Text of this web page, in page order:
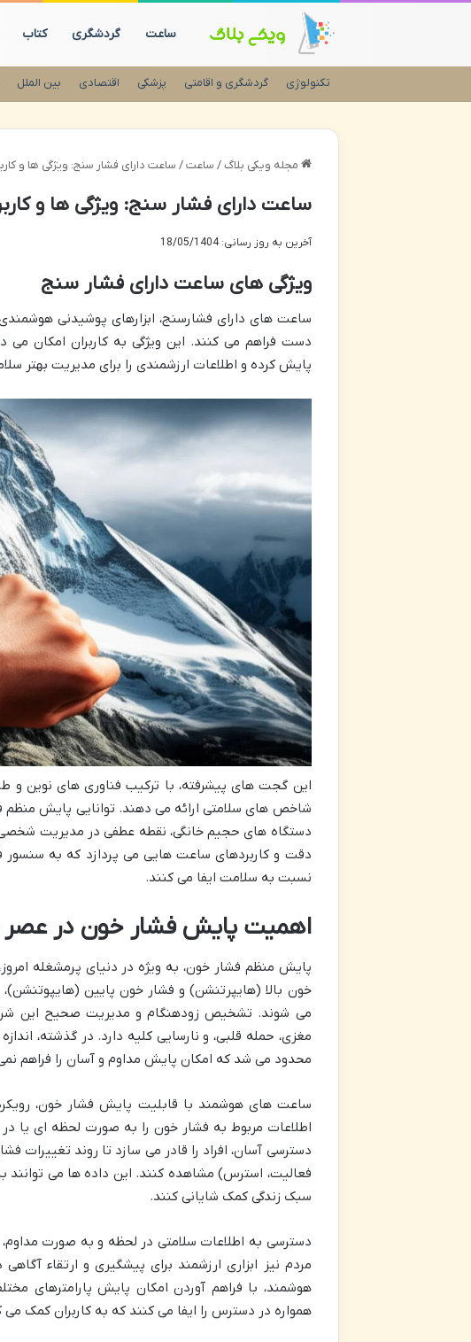
ساعت گردشگری کتاب
تکنولوژی گردشگری و اقامتی پزشکی اقتصادی بین الملل
مجله ویکی بلاگ / ساعت / ساعت دارای فشار سنج: ویژگی ها و
ساعت دارای فشار سنج: ویژگی ها و
آخرین به روز رسانی: 18/05/1404
ویژگی های ساعت دارای فشار سنج
ساعت های دارای فشارسنج، ابزارهای پوشیدنی
دست فراهم می کنند. این ویژگی به کاربران امکان
پایش کرده و اطلاعات ارزشمندی را برای مدیریت بهتر
این گجت های پیشرفته، با ترکیب فناوری های نوین و
شاخص های سلامتی ارائه می دهند. توانایی پایش منظم
دستگاه های حجیم خانگی، نقطه عطفی در مدیریت شخصی
دقت و کاربردهای ساعت هایی می پردازد که به
نسبت به سلامت ایفا می کنند.
اهمیت پایش فشار خون در عصر
پایش منظم فشار خون، به ویژه در دنیای پرمشغله
خون بالا (هایپرتنشن) و فشار خون پایین
می شوند. تشخیص زودهنگام و مدیریت صحیح این
مغزی، حمله قلبی، و نارسایی کلیه دارد. در گذشته،
محدود می شد که امکان پایش مداوم و آسان را فراهم
ساعت های هوشمند با قابلیت پایش فشار خون،
اطلاعات مربوط به فشار خون را به صورت لحظه ای یا
دسترسی آسان، افراد را قادر می سازد تا روند تغییرات
فعالیت، استرس) مشاهده کنند. این داده ها می
سبک زندگی کمک شایانی کنند.
دسترسی به اطلاعات سلامتی در لحظه و به صورت
مردم نیز ابزاری ارزشمند برای پیشگیری و ارتقاء
هوشمند، با فراهم آوردن امکان پایش پارامترهای
همواره در دسترس را ایفا می کنند که به کاربران کمک می